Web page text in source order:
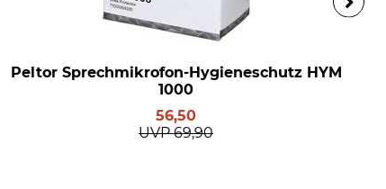
Peltor Sprechmikrofon-Hygieneschutz HYM
1000
56,50
UVP 69,90